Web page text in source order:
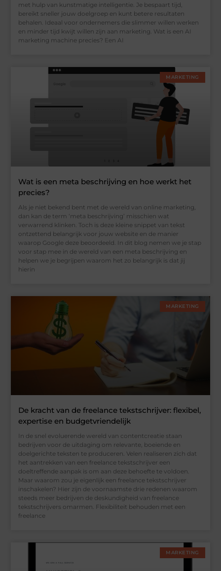
met hulp van kunstmatige intelligentie. Je bespaart tijd,
bereikt sneller jouw doelgroep en kunt betere resultaten
behalen. Ideaal voor ondernemers die slimmer willen werken
en minder tijd kwijt willen zijn aan marketing. Wat is een AI
marketing machine precies? Een AI
MARKETING
Wat is een meta beschrijving en hoe werkt het
precies?
Als je niet bekend bent met de wereld van online marketing,
dan kan de term ‘meta beschrijving’ misschien wat
verwarrend klinken. Toch is deze kleine snippet van tekst
ontzettend belangrijk voor jouw website en de manier
waarop Google deze beoordeeld. In dit blog nemen we je stap
voor stap mee in de wereld van een meta beschrijving en
helpen we je begrijpen waarom het zo belangrijk is dat jij
hierin
MARKETING
De kracht van de freelance tekstschrijver: flexibel,
expertise en budgetvriendelijk
In de snel evoluerende wereld van contentcreatie staan
bedrijven voor de uitdaging om relevante, boeiende en
doelgerichte teksten te produceren. Velen realiseren zich dat
het aantrekken van een freelance tekstschrijver een
doeltreffende aanpak is om aan deze behoefte te voldoen.
Maar waarom zou je eigenlijk een freelance tekstschrijver
inschakelen? Hier zijn de voornaamste drie redenen waarom
steeds meer bedrijven de deskundigheid van freelance
tekstschrijvers omarmen. Flexibiliteit behouden met een
freelance
MARKETING